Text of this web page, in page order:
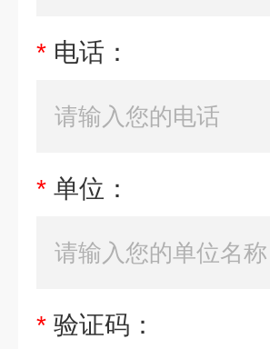
* 电话：
* 单位：
* 验证码：